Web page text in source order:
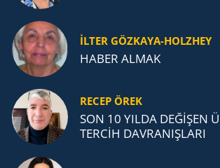
İLTER GÖZKAYA-HOLZHEY
HABER ALMAK
RECEP ÖREK
SON 10 YILDA DEĞİŞEN
TERCİH DAVRANIŞLARI